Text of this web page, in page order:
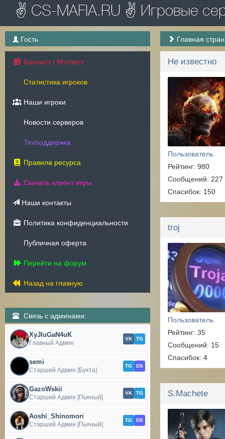
✌ CS-MAFIA.RU ✌ Игровые
Гость
Банлист | Мутлист
Статистика игроков
Наши игроки
Новости серверов
Техподдержка
Правила ресурса
Скачать клиент игры
Наши контакты
Политика конфиденциальности
Публичная оферта
Перейти на форум
Назад на главную
Связь с админами:
XyJIuGaN4uK
Главный Админ
VK TG
semi
Старший Админ [Бухта]
TG DS
GazoWskii
Старший Админ [Пьяный]
VK TG
Aoshi_Shinomori
Старший Админ [Пьяный]
TG DS
Главная
Не известно
Пользователь
Рейтинг: 980
Сообщений: 227
Спасибок: 150
troj
Пользователь
Рейтинг: 35
Сообщений: 15
Спасибок: 4
S.Machete